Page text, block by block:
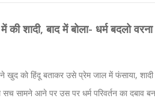
शादी, बाद में बोला- धर्म बदलो वरना
को हिंदू बताकर उसे प्रेम जाल में फंसाया, शादी
सामने आने पर उस पर धर्म परिवर्तन का दबाव